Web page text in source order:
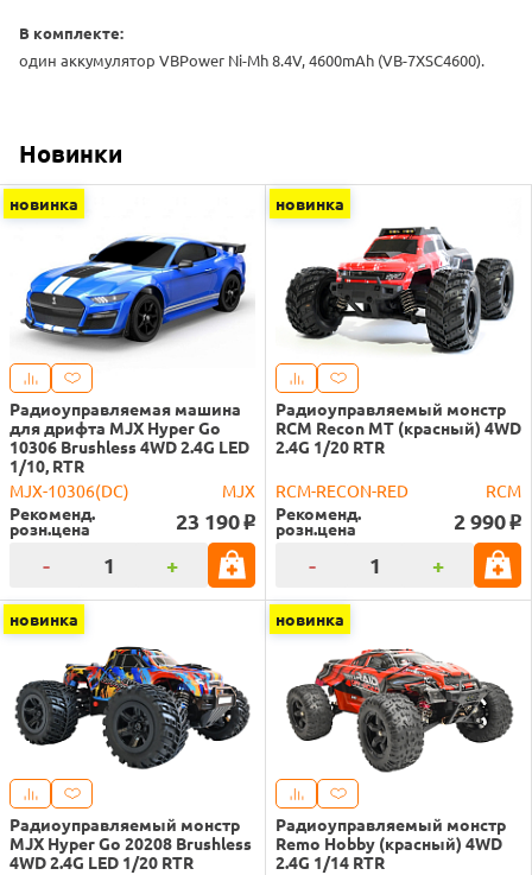
В комплекте:
один аккумулятор VBPower Ni-Mh 8.4V, 4600mAh (VB-7XSC4600).
Новинки
новинка
Радиоуправляемая машина
для дрифта MJX Hyper Go
10306 Brushless 4WD 2.4G LED
1/10, RTR
MJX-10306(DC)
MJX
Рекоменд.
розн.цена 23 190 o
- +
новинка
Радиоуправляемый монстр
RCM Recon MT (красный) 4WD
2.4G 1/20 RTR
RCM-RECON-RED
RCM
Рекоменд.
розн.цена 2 990 o
- +
новинка
Радиоуправляемый монстр
MJX Hyper Go 20208 Brushless
4WD 2.4G LED 1/20 RTR
новинка
Радиоуправляемый монстр
Remo Hobby (красный) 4WD
2.4G 1/14 RTR